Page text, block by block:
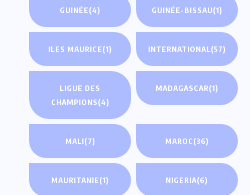
GUINÉE(4) GUINÉE-BISSAU(1)
ILES MAURICE(1) INTERNATIONAL(57)
LIGUE DES
CHAMPIONS(4)
MADAGASCAR(1)
MALI(7) MAROC(36)
MAURITANIE(1) NIGERIA(6)